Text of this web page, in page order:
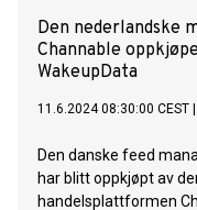
Den nederlandske
Channable
WakeupData
11.6.2024 08:30:00 CEST
Den danske feed
har blitt oppkjøpt av
handelsplattformen